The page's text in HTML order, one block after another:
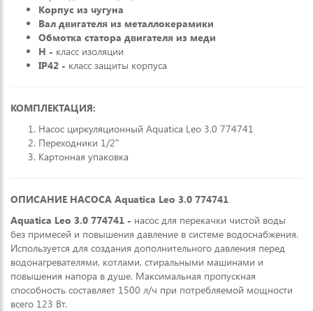
Корпус из чугуна
Вал двигателя из металлокерамики
Обмотка статора двигателя из меди
H - класс изоляции
IP42 - класс защиты корпуса
КОМПЛЕКТАЦИЯ:
Насос циркуляционный Aquatica Leo 3.0 774741
Переходники 1/2"
Картонная упаковка
ОПИСАНИЕ НАСОСА Aquatica Leo 3.0 774741
Aquatica Leo 3.0 774741 - насос для перекачки чистой воды
без примесей и повышения давление в системе водоснабжения.
Используется для создания дополнительного давления перед
водонагревателями, котлами, стиральными машинами и
повышения напора в душе. Максимальная пропускная
способность составляет 1500 л/ч при потребляемой мощности
всего 123 Вт.